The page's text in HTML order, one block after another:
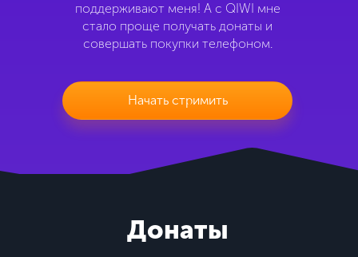
поддерживают меня! А с QIWI мне
стало проще получать донаты и
совершать покупки телефоном.
Начать стримить
Донаты